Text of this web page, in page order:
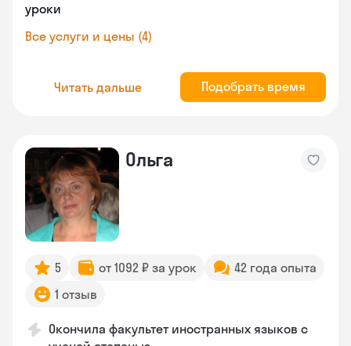
уроки
Все услуги и цены (4)
Читать дальше Подобрать время
Ольга
5 от 1092 ₽ за урок
42 года опыта
1 отзыв
Окончила факультет иностранных языков с